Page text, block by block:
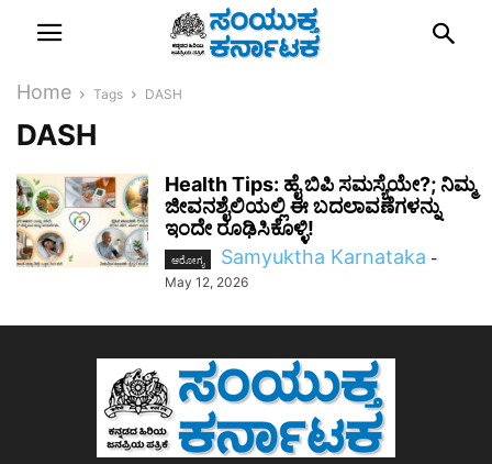
Home Tags DASH
DASH
Health Tips: ಹೈ ಬಿಪಿ ಸಮಸ್ಯೆಯೇ?; ನಿಮ್ಮ
ಜೀವನಶೈಲಿಯಲ್ಲಿ ಈ ಬದಲಾವಣೆಗಳನ್ನು
ಇಂದೇ ರೂಢಿಸಿಕೊಳ್ಳಿ!
ಆರೋಗ್ಯ Samyuktha Karnataka -
May 12, 2026